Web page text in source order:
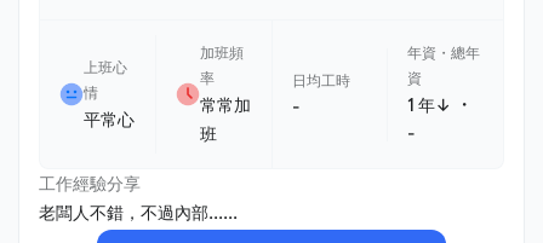
上班心
情
平常心
加班頻
率
常常加
班
日均工時
-
年資・總年
資
1 年↓ ・
-
工作經驗分享
老闆人不錯，不過內部......